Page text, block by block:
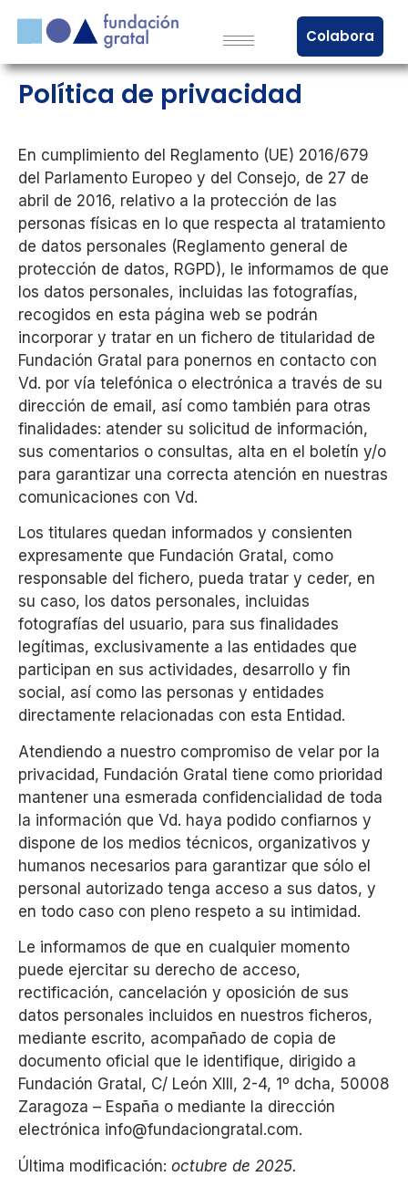
Colabora
Política de privacidad
En cumplimiento del Reglamento (UE) 2016/679
del Parlamento Europeo y del Consejo, de 27 de
abril de 2016, relativo a la protección de las
personas físicas en lo que respecta al tratamiento
de datos personales (Reglamento general de
protección de datos, RGPD), le informamos de que
los datos personales, incluidas las fotografías,
recogidos en esta página web se podrán
incorporar y tratar en un fichero de titularidad de
Fundación Gratal para ponernos en contacto con
Vd. por vía telefónica o electrónica a través de su
dirección de email, así como también para otras
finalidades: atender su solicitud de información,
sus comentarios o consultas, alta en el boletín y/o
para garantizar una correcta atención en nuestras
comunicaciones con Vd.
Los titulares quedan informados y consienten
expresamente que Fundación Gratal, como
responsable del fichero, pueda tratar y ceder, en
su caso, los datos personales, incluidas
fotografías del usuario, para sus finalidades
legítimas, exclusivamente a las entidades que
participan en sus actividades, desarrollo y fin
social, así como las personas y entidades
directamente relacionadas con esta Entidad.
Atendiendo a nuestro compromiso de velar por la
privacidad, Fundación Gratal tiene como prioridad
mantener una esmerada confidencialidad de toda
la información que Vd. haya podido confiarnos y
dispone de los medios técnicos, organizativos y
humanos necesarios para garantizar que sólo el
personal autorizado tenga acceso a sus datos, y
en todo caso con pleno respeto a su intimidad.
Le informamos de que en cualquier momento
puede ejercitar su derecho de acceso,
rectificación, cancelación y oposición de sus
datos personales incluidos en nuestros ficheros,
mediante escrito, acompañado de copia de
documento oficial que le identifique, dirigido a
Fundación Gratal, C/ León XIII, 2-4, 1º dcha, 50008
Zaragoza – España o mediante la dirección
electrónica info@fundaciongratal.com.
Última modificación: octubre de 2025.